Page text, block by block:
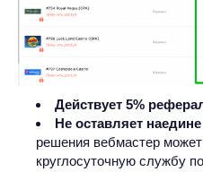
Действует 5%
Не оставляет
решения вебмастер
круглосуточную службу